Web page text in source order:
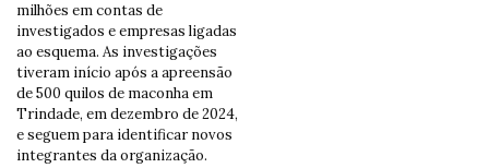
milhões em contas de
investigados e empresas ligadas
ao esquema. As investigações
tiveram início após a apreensão
de 500 quilos de maconha em
Trindade, em dezembro de 2024,
e seguem para identificar novos
integrantes da organização.